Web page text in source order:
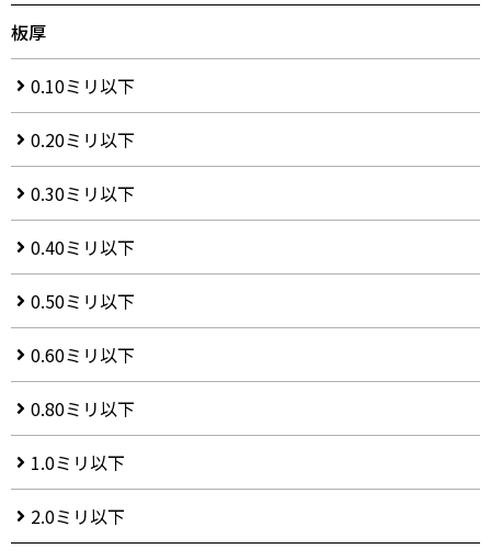
板厚
0.10ミリ以下
0.20ミリ以下
0.30ミリ以下
0.40ミリ以下
0.50ミリ以下
0.60ミリ以下
0.80ミリ以下
1.0ミリ以下
2.0ミリ以下